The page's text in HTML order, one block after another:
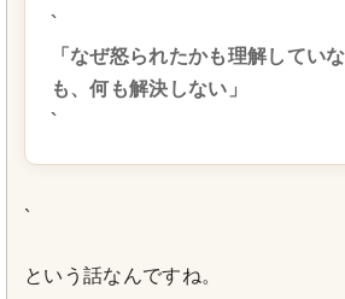
`
「なぜ怒られたかも理解してい
も、何も解決しない」
`
`
という話なんですね。